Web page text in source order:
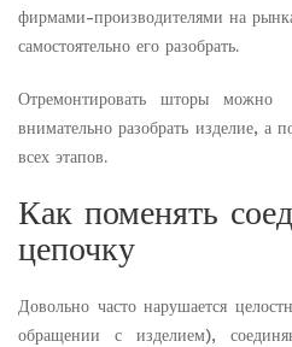
фирмами-производителями на
самостоятельно его разобрать.
Отремонтировать шторы
внимательно разобрать изделие, а
всех этапов.
Как поменять
цепочку
Довольно часто нарушается
обращении с изделием),